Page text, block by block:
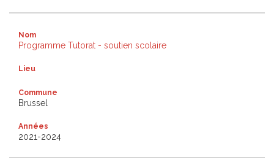
Nom
Programme Tutorat - soutien scolaire
Lieu
Commune
Brussel
Années
2021-2024